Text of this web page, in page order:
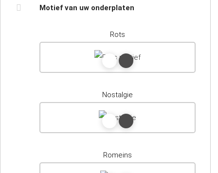
Motief van uw onderplaten
Rots
Nostalgie
Romeins